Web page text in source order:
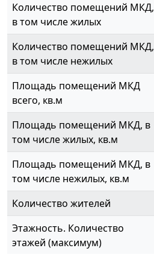
Количество помещений МКД,
в том числе жилых
Количество помещений МКД,
в том числе нежилых
Площадь помещений МКД
всего, кв.м
Площадь помещений МКД, в
том числе жилых, кв.м
Площадь помещений МКД, в
том числе нежилых, кв.м
Количество жителей
Этажность. Количество
этажей (максимум)